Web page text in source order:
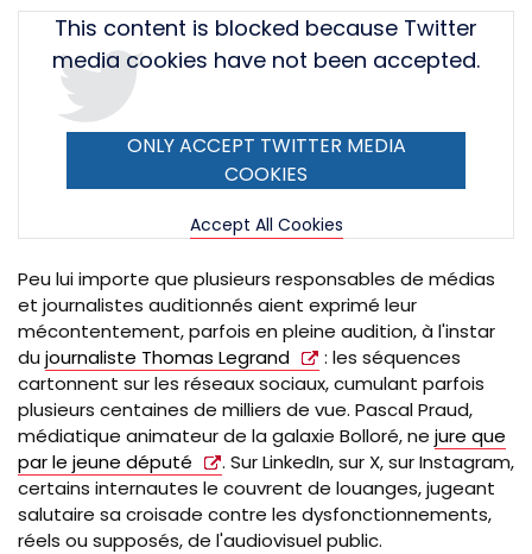
TweetThis content is blocked because Twitter
media cookies have not been accepted.
ONLY ACCEPT TWITTER MEDIA
COOKIES
Accept All Cookies
Peu lui importe que plusieurs responsables de médias
et journalistes auditionnés aient exprimé leur
mécontentement, parfois en pleine audition, à l'instar
du journaliste Thomas Legrand
: les séquences
cartonnent sur les réseaux sociaux, cumulant parfois
plusieurs centaines de milliers de vue. Pascal Praud,
médiatique animateur de la galaxie Bolloré, ne jure que
par le jeune député
. Sur LinkedIn, sur X, sur Instagram,
certains internautes le couvrent de louanges, jugeant
salutaire sa croisade contre les dysfonctionnements,
réels ou supposés, de l'audiovisuel public.